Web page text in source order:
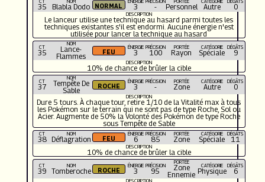
35 Blabla Dodo 3 - Personnel Autre 0
DESCRIPTION
Le lanceur utilise une technique au hasard parmi toutes les
techniques existantes s'il est endormi. Aucune énergie n'est
utilisée pour lancer la technique au hasard
CT
35
NOM
Lance-
Flammes
ÉNERGIE
3
PRÉCISION
100
PORTÉE
Rayon
CATÉGORIE
Spéciale
DÉGÂTS
9
DESCRIPTION
10% de chance de brûler la cible
CT
37
NOM
Tempête De
Sable
ÉNERGIE
3
PRÉCISION
-
PORTÉE
Zone
CATÉGORIE
Autre
DÉGÂTS
0
DESCRIPTION
Dure 5 tours. À chaque tour, retire 1/10 de la Vitalité max à tous
les Pokémon sur le terrain qui ne sont pas de type Roche, Sol ou
Acier. Augmente de 50% la Volonté des Pokémon de type Roche
sous Tempête de Sable
CT
38
NOM
Déflagration
ÉNERGIE
6
PRÉCISION
85
PORTÉE
Zone
CATÉGORIE
Spéciale
DÉGÂTS
11
DESCRIPTION
10% de chance de brûler la cible
CT
39
NOM
Tomberoche
ÉNERGIE
3
PRÉCISION
95
PORTÉE
Zone
Ennemie
CATÉGORIE
Physique
DÉGÂTS
6
DESCRIPTION